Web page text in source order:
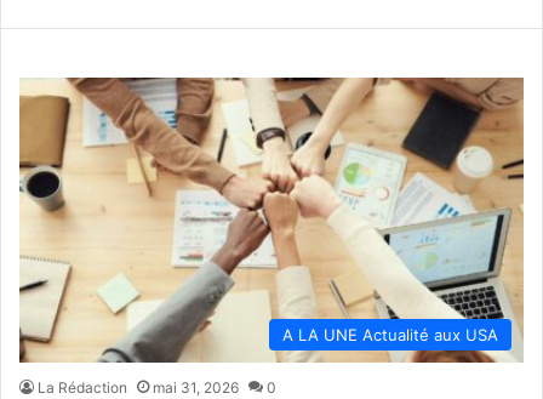
A LA UNE Actualité aux USA
La Rédaction mai 31, 2026 0